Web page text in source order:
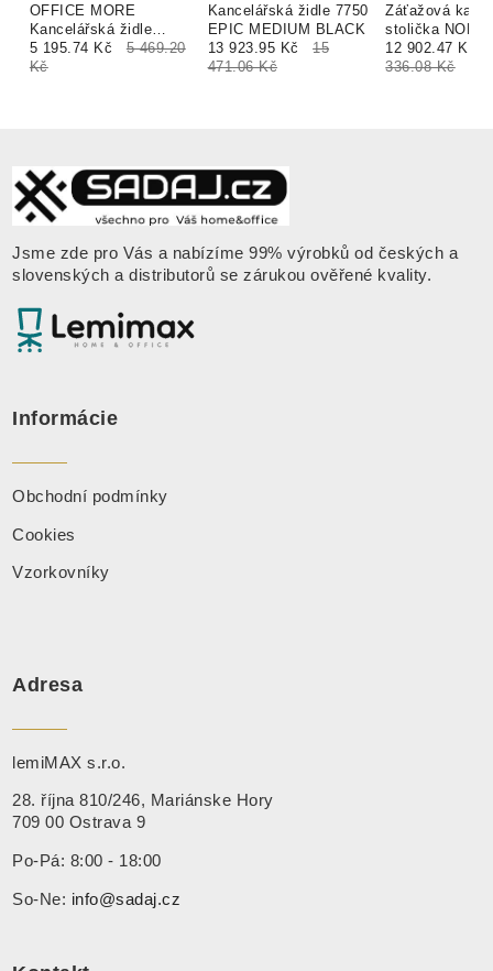
OFFICE MORE
Kancelářská židle
SWIFT GREY šedá
5 195.74 Kč
5 469.20
Kč
Kancelářská židle 7750
EPIC MEDIUM BLACK
13 923.95 Kč
15
471.06 Kč
Záťažová
stolička
24/7 čalúnenie
BONDAI,
12 902.47 Kč
336.08 Kč
Jsme zde pro Vás a nabízíme 99% výrobků od českých a
slovenských a distributorů se zárukou ověřené kvality.
Informácie
Obchodní podmínky
Cookies
Vzorkovníky
Adresa
lemiMAX s.r.o.
28. října 810/246, Mariánske Hory
709 00 Ostrava 9
Po-Pá: 8:00 - 18:00
So-Ne: info@sadaj.cz